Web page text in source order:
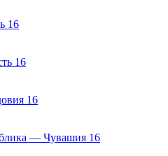
16
16
16
— Чувашия 16